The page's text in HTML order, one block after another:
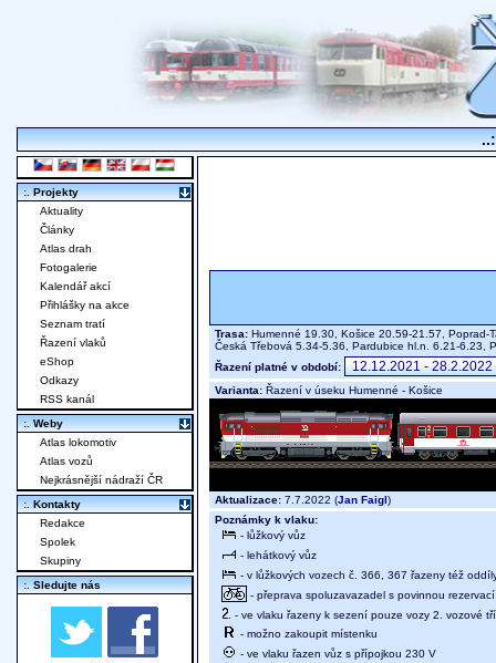
Trasa: Humenné 19.30, Košice 20.59-21.57, Poprad-
Česká Třebová 5.34-5.36, Pardubice hl.n. 6.21-
Řazení platné v období:
Varianta: Řazení v úseku Humenné - Košice
Aktualizace: 7.7.2022 (Jan Faigl)
Poznámky k vlaku:
- lůžkový vůz
- lehátkový vůz
- v lůžkových vozech č. 366, 367 řazeny též
- přeprava spoluzavazadel s povinnou
- ve vlaku řazeny k sezení pouze vozy 2. vozové
- možno zakoupit místenku
- ve vlaku řazen vůz s přípojkou 230 V
:. Projekty
Aktuality
Články
Atlas drah
Fotogalerie
Kalendář akcí
Přihlášky na akce
Seznam tratí
Řazení vlaků
eShop
Odkazy
RSS kanál
:. Weby
Atlas lokomotiv
Atlas vozů
Nejkrásnější nádraží ČR
:. Kontakty
Redakce
Spolek
Skupiny
:. Sledujte nás